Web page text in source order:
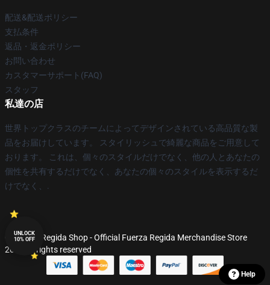
配送&配送ポリシー
支払条件
返品・返金ポリシー
お問い合わせ
カスタマーサポート(FAQ)
スタッフ
私達の店
世界トップクラスのチームによってデザインされている高品質な製
品をお届けしています。 スタイリッシュで綺麗な商品をご用意して
おります。 これは、個々のスタイルだけでなく、他の人とあなたの
個性を共有するだけでなく、あなたの個々のスタイルを表示するだ
けでなく、.
© Fuerza Regida Shop - Official Fuerza Regida Merchandise Store
2026 all rights reserved
Help
UNLOCK
10% OFF